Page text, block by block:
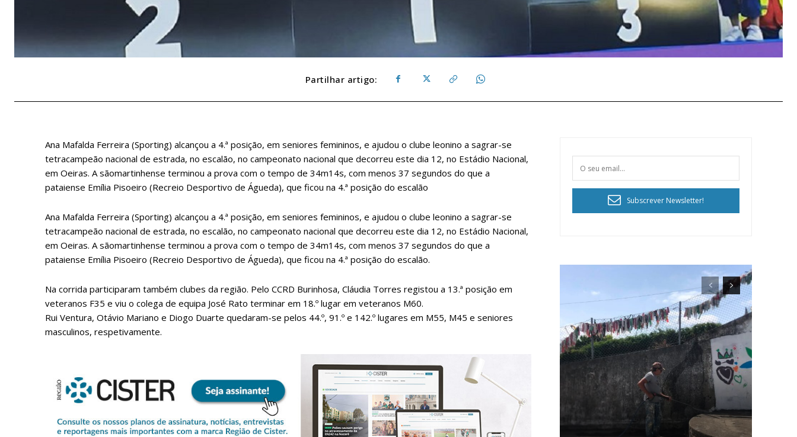
Planos de Assinatura
Faça-se assinante do Região de Cister e ajude-nos a manter este serviço público!
Sendo assinante terá acesso a todos os conteúdos exclusivos e versões digitais.
Escolha o plano de assinatura desejado:
Partilhar artigo:
Ana Mafalda Ferreira (Sporting) alcançou a 4.ª posição, em seniores femininos, e ajudou o clube leonino a sagrar-se
tetracampeão nacional de estrada, no escalão, no campeonato nacional que decorreu este dia 12, no Estádio Nacional,
em Oeiras. A sãomartinhense terminou a prova com o tempo de 34m14s, com menos 37 segundos do que a
pataiense Emília Pisoeiro (Recreio Desportivo de Águeda), que ficou na 4.ª posição do escalão
Ana Mafalda Ferreira (Sporting) alcançou a 4.ª posição, em seniores femininos, e ajudou o clube leonino a sagrar-se
tetracampeão nacional de estrada, no escalão, no campeonato nacional que decorreu este dia 12, no Estádio Nacional,
em Oeiras. A sãomartinhense terminou a prova com o tempo de 34m14s, com menos 37 segundos do que a
pataiense Emília Pisoeiro (Recreio Desportivo de Águeda), que ficou na 4.ª posição do escalão.
Na corrida participaram também clubes da região. Pelo CCRD Burinhosa, Cláudia Torres registou a 13.ª posição em
veteranos F35 e viu o colega de equipa José Rato terminar em 18.º lugar em veteranos M60.
Rui Ventura, Otávio Mariano e Diogo Duarte quedaram-se pelos 44.º, 91.º e 142.º lugares em M55, M45 e seniores
masculinos, respetivamente.
Subscrever Newsletter!